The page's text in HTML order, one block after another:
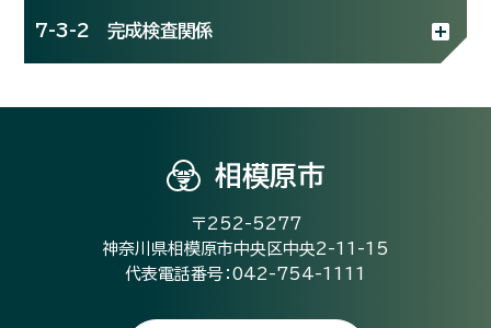
7-3-2 完成検査関係
相模原市
〒252-5277
神奈川県相模原市中央区中央2-11-15
代表電話番号：042-754-1111